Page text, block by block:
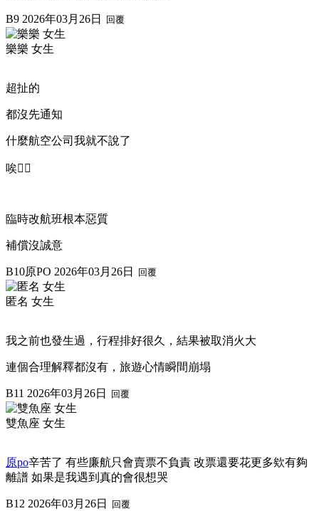
B9 2026年03月26日 回覆
樂樂 女生
超扯的
都沒先通知
什麼航空公司我就不說了
唉😮‍💨
臨時改航班根本惡質
補償沒誠意
B10原PO 2026年03月26日 回覆
匿名 女生
我之前也發生過，行程排好很久，結果被取消火大
連個合理解釋都沒有，旅遊心情瞬間崩塌
B11 2026年03月26日 回覆
雙魚座 女生
原po辛苦了 有些廉航只會賣票不負責 改票還要花更多欸有夠
離譜 如果是我遇到真的會很想哭
B12 2026年03月26日 回覆